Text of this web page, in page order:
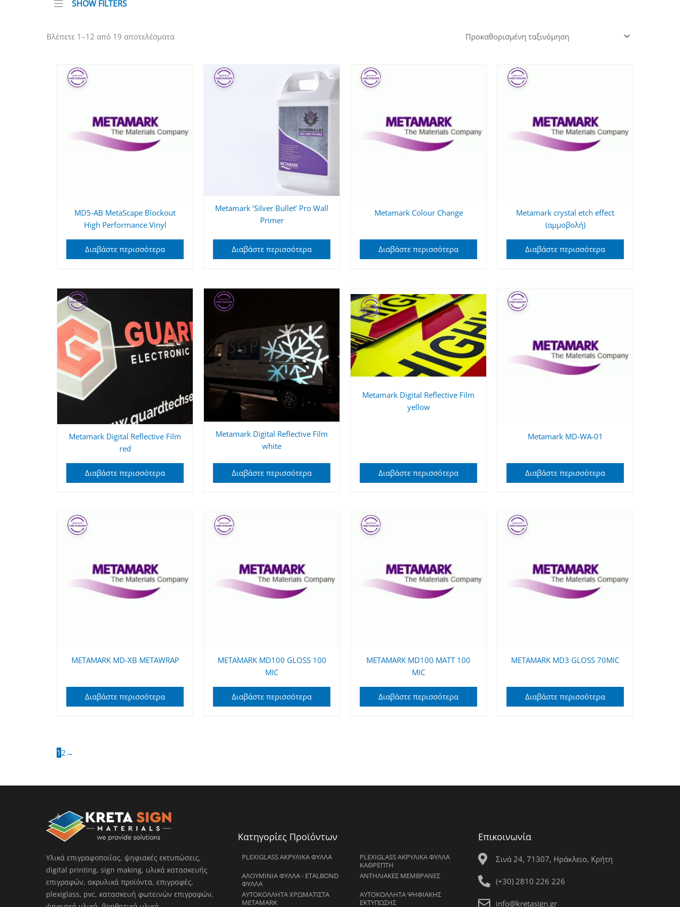
SHOW FILTERS
Βλέπετε 1–12 από 19 αποτελέσματα
MD5-AB MetaScape Blockout
High Performance Vinyl
Διαβάστε περισσότερα
Metamark ‘Silver Bullet’ Pro Wall
Primer
Διαβάστε περισσότερα
Metamark Colour Change
Διαβάστε περισσότερα
Metamark crystal etch effect
(αμμοβολή)
Διαβάστε περισσότερα
Metamark Digital Reflective Film
red
Διαβάστε περισσότερα
Metamark Digital Reflective Film
white
Διαβάστε περισσότερα
Metamark Digital Reflective Film
yellow
Διαβάστε περισσότερα
Metamark MD-WA-01
Διαβάστε περισσότερα
METAMARK MD-XB METAWRAP
Διαβάστε περισσότερα
METAMARK MD100 GLOSS 100
MIC
Διαβάστε περισσότερα
METAMARK MD100 MATT 100
MIC
Διαβάστε περισσότερα
METAMARK MD3 GLOSS 70MIC
Διαβάστε περισσότερα
12 →
Υλικά επιγραφοποιΐας, ψηφιακές εκτυπώσεις,
digital printing, sign making, υλικά κατασκευής
επιγραφών, ακρυλικά προϊόντα, επιγραφές,
plexiglass, pvc, κατασκευή φωτεινών επιγραφών,
Κατηγορίες Προϊόντων
PLEXIGLASS ΑΚΡΥΛΙΚΑ ΦΥΛΛΑ
PLEXIGLASS ΑΚΡΥΛΙΚΑ ΦΥΛΛΑ
ΚΑΘΡΕΠΤΗ
ΑΛΟΥΜΙΝΙΑ ΦΥΛΛΑ - ETALBOND
ΦΥΛΛΑ
ΑΝΤΗΛΙΑΚΕΣ ΜΕΜΒΡΑΝΕΣ
ΑΥΤΟΚΟΛΛΗΤΑ ΧΡΩΜΑΤΙΣΤΑ
METAMARK
ΑΥΤΟΚΟΛΛΗΤΑ ΨΗΦΙΑΚΗΣ
ΕΚΤΥΠΩΣΗΣ
Επικοινωνία
Σινά 24, 71307, Ηράκλειο, Κρήτη
(+30) 2810 226 226
info@kretasign.gr